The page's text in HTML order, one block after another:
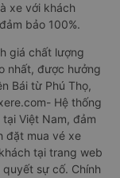
xe với khách
bảo 100%.
giá chất lượng
nhất, được hưởng
Bái từ Phú Thọ,
Hệ thống
Việt Nam, đảm
đặt mua vé xe
tại trang web
sự cố. Chính